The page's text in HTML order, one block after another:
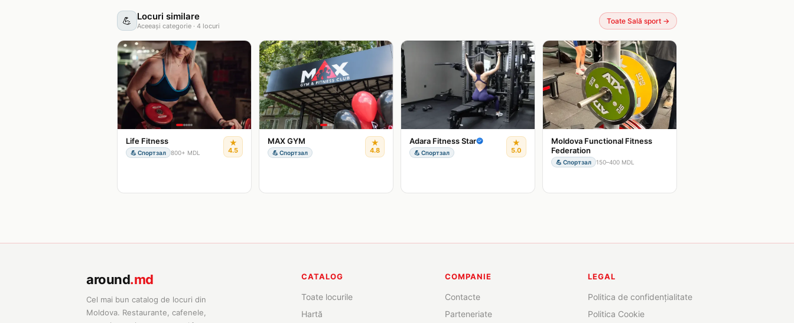
💪 Locuri similare
Aceeași categorie · 4 locuri
Toate Sală sport →
Life Fitness
💪 Спортзал 800+ MDL
★
4.5
MAX GYM
💪 Спортзал
★
4.8
Adara Fitness Star
💪 Спортзал
★
5.0
Moldova Functional Fitness
Federation
💪 Спортзал 150–400 MDL
around.md
Cel mai bun catalog de locuri din
Moldova. Restaurante, cafenele,
CATALOG
Toate locurile
Hartă
COMPANIE
Contacte
Parteneriate
LEGAL
Politica de confidențialitate
Politica Cookie